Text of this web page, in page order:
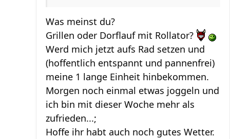
Was meinst du?
Grillen oder Dorflauf mit Rollator?
Werd mich jetzt aufs Rad setzen und
(hoffentlich entspannt und pannenfrei)
meine 1 lange Einheit hinbekommen.
Morgen noch einmal etwas joggeln und
ich bin mit dieser Woche mehr als
zufrieden...;
Hoffe ihr habt auch noch gutes Wetter.